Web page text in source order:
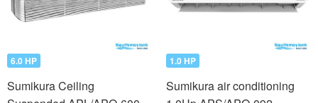
6.0 HP
Sumikura Ceiling
1.0 HP
Sumikura air conditioning